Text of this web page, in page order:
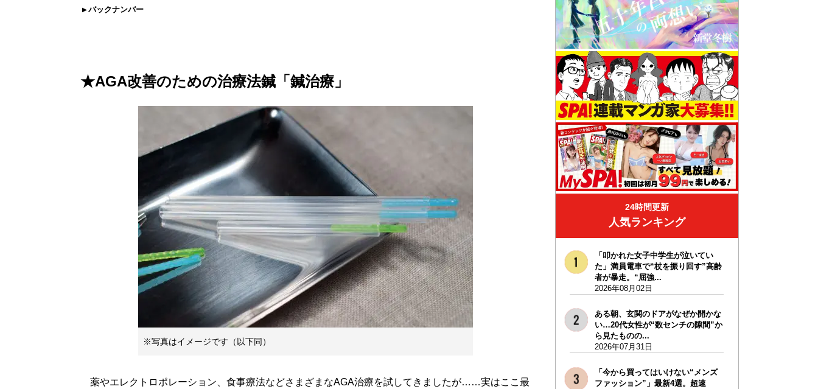
バックナンバー
★AGA改善のための治療法鍼「鍼治療」
※写真はイメージです（以下同）
薬やエレクトロポレーション、食事療法などさまざまなAGA治療を試してきましたが……実はここ最
24時間更新
人気ランキング
「叩かれた女子中学生が泣いてい
た」満員電車で“杖を振り回す”高齢
者が暴走。“屈強...
2026年08月02日
ある朝、玄関のドアがなぜか開かな
い…20代女性が“数センチの隙間”か
ら見たものの...
2026年07月31日
「今から買ってはいけない“メンズ
ファッション”」最新4選。超速